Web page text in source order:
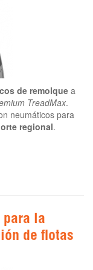
de remolque a
TreadMax.
neumáticos para
regional.
para la
de flotas